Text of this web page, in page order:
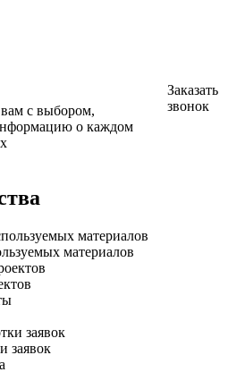
с выбором,
о каждом
Заказать
звонок
материалов
заявок